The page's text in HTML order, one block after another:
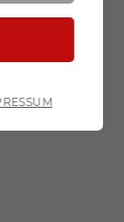
(Sie